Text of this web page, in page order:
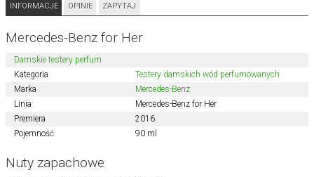
INFORMACJE OPINIE ZAPYTAJ
Mercedes-Benz for Her
Damskie testery perfum
Kategoria
Testery damskich wód perfumowanych
Marka
Mercedes-Benz
Linia
Mercedes-Benz for Her
Premiera
2016
Pojemność
90 ml
Nuty zapachowe